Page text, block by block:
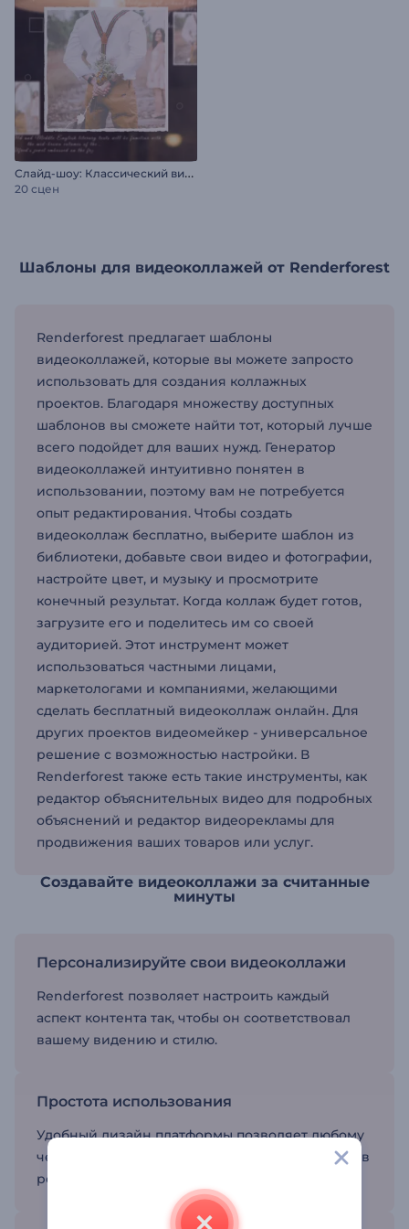
С
лайд-шоу: Классический винтаж
20 сцен
Шаблоны для видеоколлажей от Renderforest
Renderforest предлагает шаблоны
видеоколлажей, которые вы можете запросто
использовать для создания коллажных
проектов. Благодаря множеству доступных
шаблонов вы сможете найти тот, который лучше
всего подойдет для ваших нужд. Генератор
видеоколлажей интуитивно понятен в
использовании, поэтому вам не потребуется
опыт редактирования. Чтобы создать
видеоколлаж бесплатно, выберите шаблон из
библиотеки, добавьте свои видео и фотографии,
настройте цвет, и музыку и просмотрите
конечный результат. Когда коллаж будет готов,
загрузите его и поделитесь им со своей
аудиторией. Этот инструмент может
использоваться частными лицами,
маркетологами и компаниями, желающими
сделать бесплатный видеоколлаж онлайн. Для
других проектов видеомейкер - универсальное
решение с возможностью настройки. В
Renderforest также есть такие инструменты, как
редактор объяснительных видео для подробных
объяснений и редактор видеорекламы для
продвижения ваших товаров или услуг.
Создавайте видеоколлажи за считанные
минуты
Персонализируйте свои видеоколлажи
Renderforest позволяет настроить каждый
аспект контента так, чтобы он соответствовал
вашему видению и стилю.
Простота использования
Удобный дизайн платформы позволяет любому
человеку создавать проекты, не требуя навыков
редактирования.